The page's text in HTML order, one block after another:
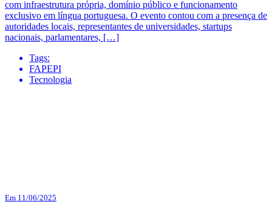
com infraestrutura própria, domínio público e funcionamento
exclusivo em língua portuguesa. O evento contou com a presença de
autoridades locais, representantes de universidades, startups
nacionais, parlamentares, […]
Tags:
FAPEPI
Tecnologia
Em 11/06/2025